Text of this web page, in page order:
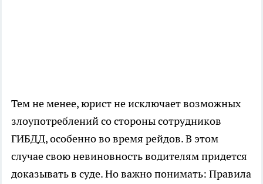
Тем не менее, юрист не исключает возможных
злоупотреблений со стороны сотрудников
ГИБДД, особенно во время рейдов. В этом
случае свою невиновность водителям придется
доказывать в суде. Но важно понимать: Правила